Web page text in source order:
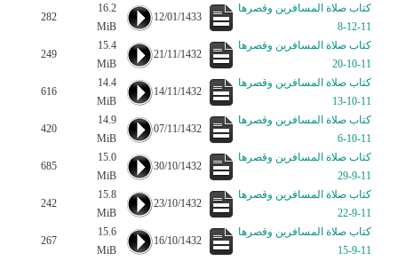
كتاب صلاة المسافرين وقصرها
11-12-8
12/01/1433
16.2
MiB
282
كتاب صلاة المسافرين وقصرها
11-10-20
21/11/1432
15.4
MiB
249
كتاب صلاة المسافرين وقصرها
11-10-13
14/11/1432
14.4
MiB
616
كتاب صلاة المسافرين وقصرها
11-10-6
07/11/1432
14.9
MiB
420
كتاب صلاة المسافرين وقصرها
11-9-29
30/10/1432
15.0
MiB
685
كتاب صلاة المسافرين وقصرها
11-9-22
23/10/1432
15.8
MiB
242
كتاب صلاة المسافرين وقصرها
11-9-15
16/10/1432
15.6
MiB
267